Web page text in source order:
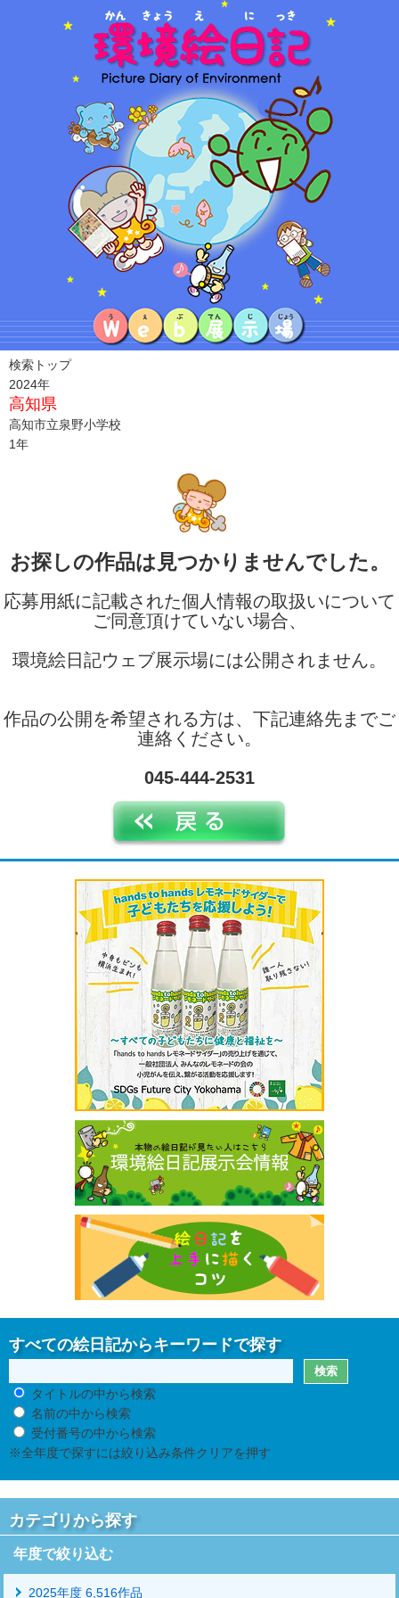
検索トップ
2024年
高知県
高知市立泉野小学校
1年
お探しの作品は見つかりませんでした。
応募用紙に記載された個人情報の取扱いについて
ご同意頂けていない場合、
環境絵日記ウェブ展示場には公開されません。
作品の公開を希望される方は、下記連絡先までご
連絡ください。
045-444-2531
すべての絵日記からキーワードで探す
タイトルの中から検索
名前の中から検索
受付番号の中から検索
※全年度で探すには絞り込み条件クリアを押す
カテゴリから探す
年度で絞り込む
2025年度 6,516作品